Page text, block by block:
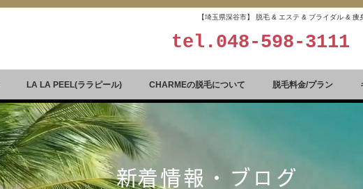
【埼玉県深谷市】 脱毛 & エステ & ブライダル &
tel. 048-598-3111
LA LA PEEL(ララピール) CHARMEの脱毛について 脱毛料金/プラン
​新着情報・ブログ